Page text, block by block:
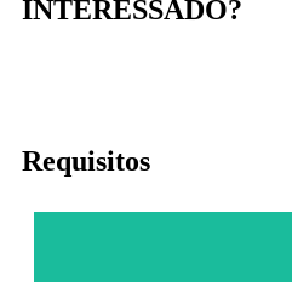
INTERESSADO?
Requisitos